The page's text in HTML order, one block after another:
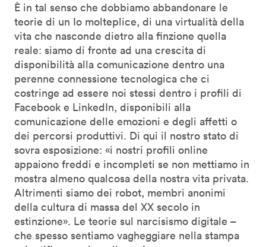
È in tal senso che dobbiamo abbandonare le
teorie di un Io molteplice, di una virtualità della
vita che nasconde dietro alla finzione quella
reale: siamo di fronte ad una crescita di
disponibilità alla comunicazione dentro una
perenne connessione tecnologica che ci
costringe ad essere noi stessi dentro i profili di
Facebook e LinkedIn, disponibili alla
comunicazione delle emozioni e degli affetti o
dei percorsi produttivi. Di qui il nostro stato di
sovra esposizione: «i nostri profili online
appaiono freddi e incompleti se non mettiamo in
mostra almeno qualcosa della nostra vita privata.
Altrimenti siamo dei robot, membri anonimi
della cultura di massa del XX secolo in
estinzione». Le teorie sul narcisismo digitale –
che spesso sentiamo vagheggiare nella stampa